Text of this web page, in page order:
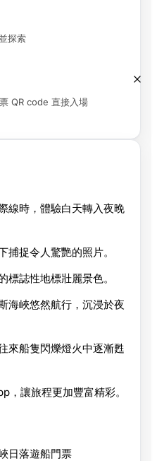
探索
QR code 直接入場
線時，體驗白天轉入夜晚
捕捉令人驚艷的照片。
標誌性地標壯麗景色。
海峽悠然航行，沉浸於夜
來船隻閃爍燈火中逐漸甦
，讓旅程更加豐富精彩。
日落遊船門票